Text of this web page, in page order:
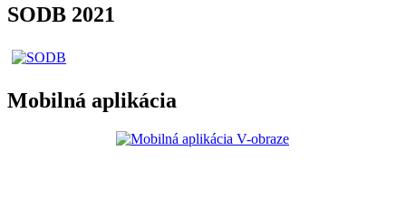
SODB 2021
Mobilná aplikácia